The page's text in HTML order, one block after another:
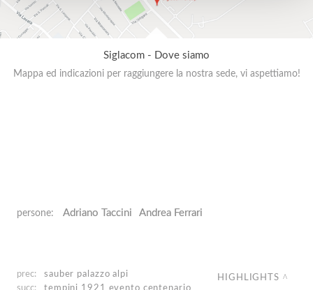
Siglacom - Dove siamo
Mappa ed indicazioni per raggiungere la nostra sede, vi aspettiamo!
persone: Adriano Taccini Andrea Ferrari
prec: sauber palazzo alpi
succ:
tempini 1921 evento centenario
HIGHLIGHTS